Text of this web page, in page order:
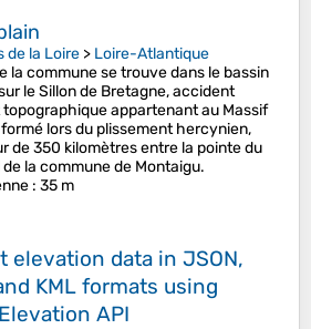
de la Loire > Loire-Atlantique
la commune se trouve dans le bassin
le Sillon de Bretagne, accident
appartenant au Massif
lors du plissement hercynien,
de 350 kilomètres entre la pointe du
de la commune de Montaigu.
: 35 m
elevation data in JSON,
KML formats using
Elevation API